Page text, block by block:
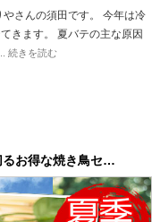
さんの須田です。 今年は冷
きます。 夏バテの主な原因
続きを読む
るお得な焼き鳥セ…